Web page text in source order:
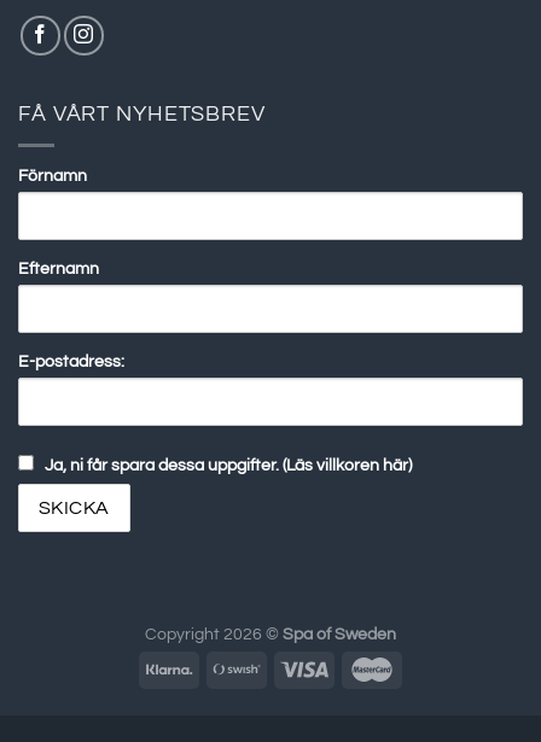
FÅ VÅRT NYHETSBREV
Förnamn
Efternamn
E-postadress:
Ja, ni får spara dessa uppgifter. (Läs villkoren här)
Copyright 2026 © Spa of Sweden